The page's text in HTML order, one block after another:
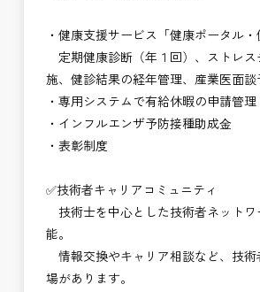
・健康支援サービス「健康ポータル・
定期健康診断（年１回）、ストレス
施、健診結果の経年管理、産業医面談
・専用システムで有給休暇の申請管理
・インフルエンザ予防接種助成⾦
・表彰制度
✅技術者キャリアコミュニティ
技術士を中心とした技術者ネットワ
能。
情報交換やキャリア相談など、技術
場があります。